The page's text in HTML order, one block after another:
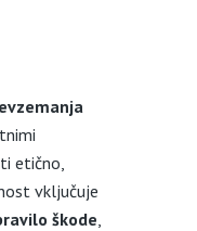
etično,
vključuje
škode,